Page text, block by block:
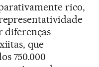
rico,
diferenças
que
750.000